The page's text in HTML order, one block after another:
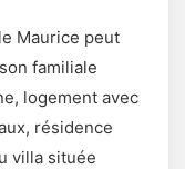
Maurice peut
familiale
logement avec
résidence
villa située